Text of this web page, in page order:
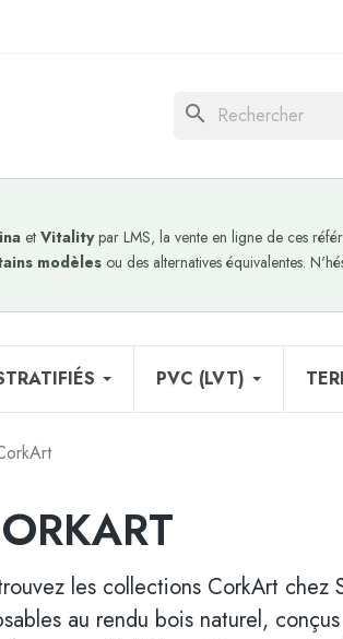
search
et Vitalitypar LMS, la vente en ligne de ces
modèles ou des alternatives équivalentes.
PVC (LVT)
les collections CorkArt chez
au rendu bois naturel,